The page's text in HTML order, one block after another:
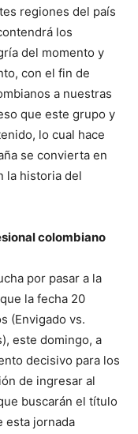
regiones del país
los
del momento y
con el fin de
a nuestras
que este grupo y
lo cual hace
se convierta en
la historia del
colombiano
por pasar a la
la fecha 20
(Envigado vs.
este domingo, a
decisivo para los
de ingresar al
buscarán el título
esta jornada